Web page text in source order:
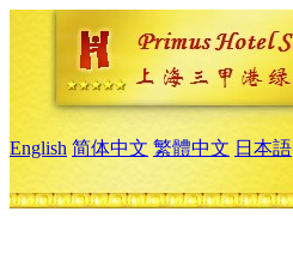
English 简体中文 繁體中文 日本語